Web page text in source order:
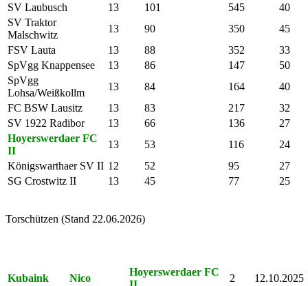
SV Laubusch
13 101 545
40
SV Traktor
Malschwitz
13 90 350
45
FSV Lauta
13 88 352
33
SpVgg Knappensee
13 86 147
50
SpVgg
Lohsa/Weißkollm
13 84 164
40
FC BSW Lausitz
13 83 217
32
SV 1922 Radibor
13 66 136
27
Hoyerswerdaer FC
II
13 53 116
24
Königswarthaer SV II 12 52 95
27
SG Crostwitz II
13 45 77 25
Torschützen (Stand 22.06.2026)
Kubaink
Nico
Hoyerswerdaer FC
2 12.10.2025